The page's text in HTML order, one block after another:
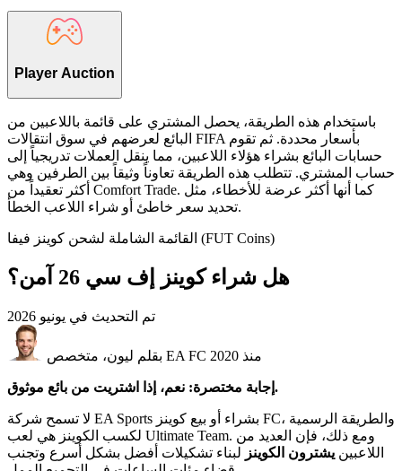
Player Auction
باستخدام هذه الطريقة، يحصل المشتري على قائمة باللاعبين من
البائع لعرضهم في سوق انتقالات FIFA بأسعار محددة. ثم تقوم
حسابات البائع بشراء هؤلاء اللاعبين، مما ينقل العملات تدريجياً إلى
حساب المشتري. تتطلب هذه الطريقة تعاوناً وثيقاً بين الطرفين وهي
أكثر تعقيداً من Comfort Trade. كما أنها أكثر عرضة للأخطاء، مثل
تحديد سعر خاطئ أو شراء اللاعب الخطأ.
القائمة الشاملة لشحن كوينز فيفا (FUT Coins)
هل شراء كوينز إف سي 26 آمن؟
تم التحديث في يونيو 2026
بقلم ليون، متخصص EA FC منذ 2020
إجابة مختصرة: نعم، إذا اشتريت من بائع موثوق.
لا تسمح شركة EA Sports بشراء أو بيع كوينز FC، والطريقة الرسمية
لكسب الكوينز هي لعب Ultimate Team. ومع ذلك، فإن العديد من
اللاعبين يشترون الكوينز لبناء تشكيلات أفضل بشكل أسرع وتجنب